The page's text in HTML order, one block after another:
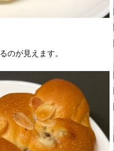
のが見えます。